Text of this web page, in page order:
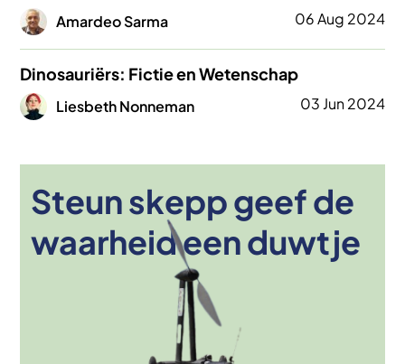
Afbeelding
Amardeo Sarma 06 Aug 2024
Dinosauriërs: Fictie en Wetenschap
Afbeelding
Liesbeth Nonneman 03 Jun 2024
Steun skepp geef de
waarheid een duwtje
Afbeelding